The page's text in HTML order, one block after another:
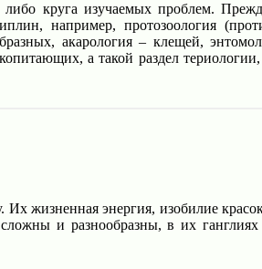
круга изучаемых проблем.
например, протозоология
акарология – клещей,
а такой раздел
жизненная энергия, изобилие
и разнообразны, в их ганглиях